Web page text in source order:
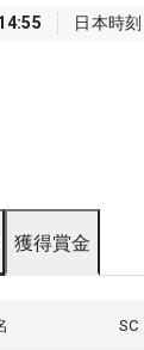
日本時刻
獲得賞金
SC